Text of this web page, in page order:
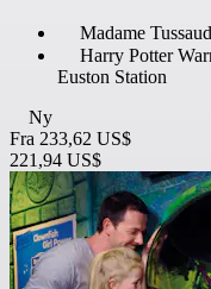
Madame
Harry Potter
Euston Station
Ny
Fra 233,62 US$
221,94 US$